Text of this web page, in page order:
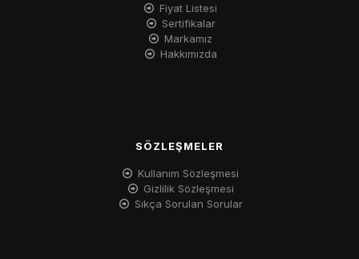
Fiyat Listesi
Sertifikalar
Markamız
Hakkımızda
SÖZLEŞMELER
Kullanım Sözleşmesi
Gizlilik Sözleşmesi
Sıkça Sorulan Sorular